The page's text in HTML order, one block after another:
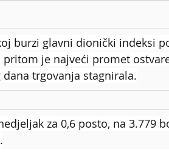
burzi glavni dionički indeksi
pritom je najveći promet
trgovanja stagnirala.
za 0,6 posto, na 3.779